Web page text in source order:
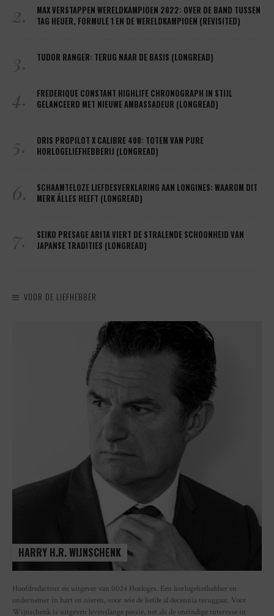
2.
MAX VERSTAPPEN WERELDKAMPIOEN 2022: OVER DE BAND TUSSEN
TAG HEUER, FORMULE 1 EN DE WERELDKAMPIOEN (REVISITED)
3. TUDOR RANGER: TERUG NAAR DE BASIS (LONGREAD)
4.
FREDERIQUE CONSTANT HIGHLIFE CHRONOGRAPH IN STIJL
GELANCEERD MET NIEUWE AMBASSADEUR (LONGREAD)
5.
ORIS PROPILOT X CALIBRE 400: TOTEM VAN PURE
HORLOGELIEFHEBBERIJ (LONGREAD)
6.
SCHAAMTELOZE LIEFDESVERKLARING AAN LONGINES: WAAROM DIT
MERK ÁLLES HEEFT (LONGREAD)
7.
SEIKO PRESAGE ARITA VIERT DE STRALENDE SCHOONHEID VAN
JAPANSE TRADITIES (LONGREAD)
VOOR DE LIEFHEBBER
HARRY H.R. WIJNSCHENK
Hoofdredacteur en uitgever van 0024 Horloges. Een horlogeliefhebber en
ondernemer in hart en nieren, voor wie de liefde al decennia teruggaat. Voor
Wijnschenk is uitgeven levenslange passie, net als de oneindige interesse in